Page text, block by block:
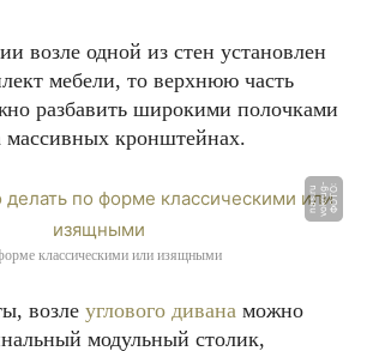
возле одной из стен установлен
мебели, то верхнюю часть
разбавить широкими полочками
массивных кронштейнах.
Ф
О
Т
О:
v
o
k
r
u
g
-n
a
s.
r
u
классическими или изящными
возле углового дивана можно
модульный столик,